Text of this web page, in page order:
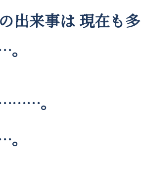
出来事は 現在も
。